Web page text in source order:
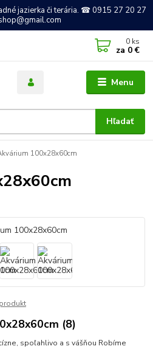
jazierka či terária. ☎ 0915 27 20 27
Menu
Hľadať
0 ks
za 0 €
100x28x60cm
(8)
spoľahlivo a s vášňou Robíme